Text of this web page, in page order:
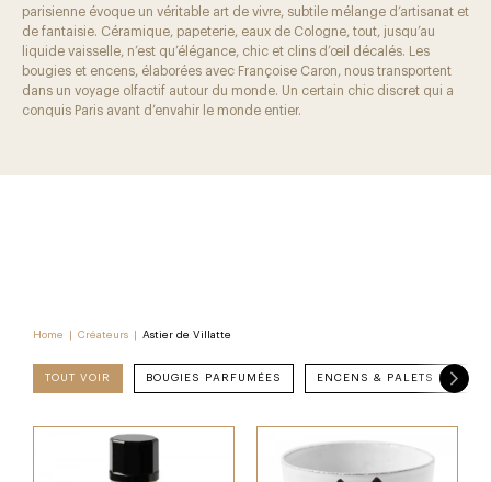
parisienne évoque un véritable art de vivre, subtile mélange d’artisanat et
de fantaisie. Céramique, papeterie, eaux de Cologne, tout, jusqu’au
liquide vaisselle, n’est qu’élégance, chic et clins d’œil décalés. Les
bougies et encens, élaborées avec Françoise Caron, nous transportent
dans un voyage olfactif autour du monde. Un certain chic discret qui a
conquis Paris avant d’envahir le monde entier.
Home Créateurs Astier de Villatte
TOUT VOIR BOUGIES PARFUMÉES ENCENS & PALETS PARFUMÉS